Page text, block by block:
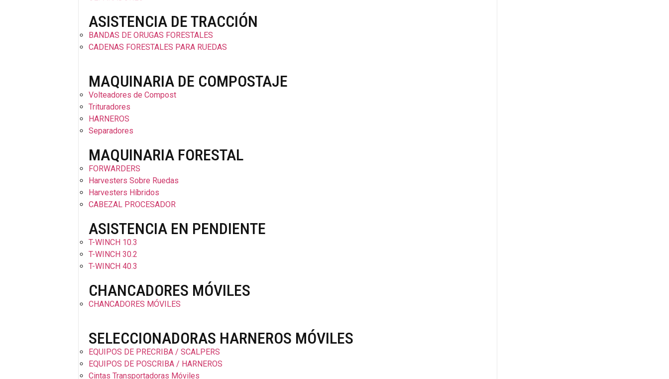
ASISTENCIA DE TRACCIÓN
BANDAS DE ORUGAS FORESTALES
CADENAS FORESTALES PARA RUEDAS
MAQUINARIA DE COMPOSTAJE
Volteadores de Compost
Trituradores
HARNEROS
Separadores
MAQUINARIA FORESTAL
FORWARDERS
Harvesters Sobre Ruedas
Harvesters Híbridos
CABEZAL PROCESADOR
ASISTENCIA EN PENDIENTE
T-WINCH 10.3
T-WINCH 30.2
T-WINCH 40.3
CHANCADORES MÓVILES
CHANCADORES MÓVILES
SELECCIONADORAS HARNEROS MÓVILES
EQUIPOS DE PRECRIBA / SCALPERS
EQUIPOS DE POSCRIBA / HARNEROS
Cintas Transportadoras Móviles